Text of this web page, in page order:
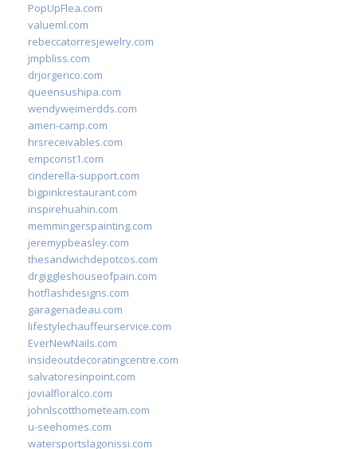
PopUpFlea.com
valueml.com
rebeccatorresjewelry.com
jmpbliss.com
drjorgerico.com
queensushipa.com
wendyweimerdds.com
ameri-camp.com
hrsreceivables.com
empconst1.com
cinderella-support.com
bigpinkrestaurant.com
inspirehuahin.com
memmingerspainting.com
jeremypbeasley.com
thesandwichdepotcos.com
drgiggleshouseofpain.com
hotflashdesigns.com
garagenadeau.com
lifestylechauffeurservice.com
EverNewNails.com
insideoutdecoratingcentre.com
salvatoresinpoint.com
jovialfloralco.com
johnlscotthometeam.com
u-seehomes.com
watersportslagonissi.com